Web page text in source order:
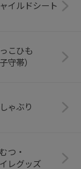
イルドシート
こひも
子守帯）
ゃぶり
つ・
レグッズ